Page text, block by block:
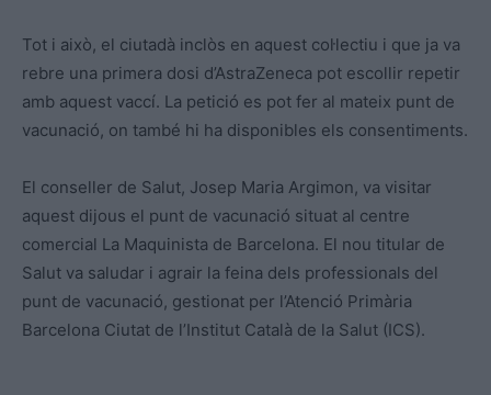
Tot i això, el ciutadà inclòs en aquest col·lectiu i que ja va
rebre una primera dosi d’AstraZeneca pot escollir repetir
amb aquest vaccí. La petició es pot fer al mateix punt de
vacunació, on també hi ha disponibles els consentiments.
El conseller de Salut, Josep Maria Argimon, va visitar
aquest dijous el punt de vacunació situat al centre
comercial La Maquinista de Barcelona. El nou titular de
Salut va saludar i agrair la feina dels professionals del
punt de vacunació, gestionat per l’Atenció Primària
Barcelona Ciutat de l’Institut Català de la Salut (ICS).